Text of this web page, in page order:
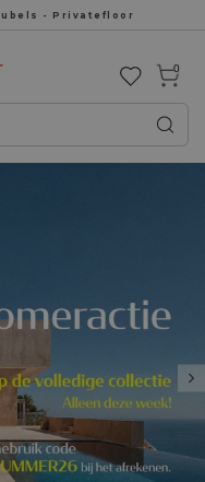
- Privatefloor
0